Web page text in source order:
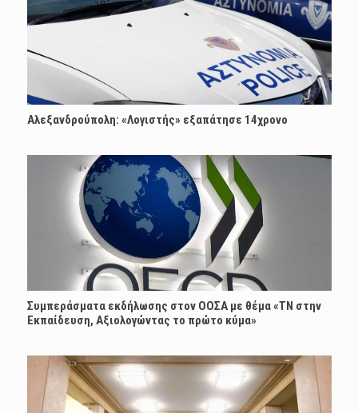
Αλεξανδρούπολη: «Λογιστής» εξαπάτησε 14χρονο
Συμπεράσματα εκδήλωσης στον ΟΟΣΑ με θέμα «ΤΝ στην
Εκπαίδευση, Αξιολογώντας το πρώτο κύμα»